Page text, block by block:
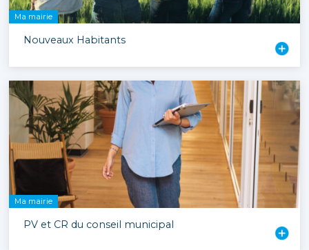
Ma mairie
Nouveaux Habitants
Ma mairie
PV et CR du conseil municipal